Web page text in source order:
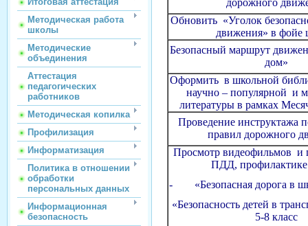
Методическая работа
школы
Методические
объединения
Аттестация
педагогических
работников
Методическая копилка
Профилизация
Информатизация
Политика в отношении
обработки
персональных данных
Информационная
безопасность
дорожного
Обновить «Уголок
движения» в фойе
Безопасный маршрут
дом»
Оформить в школьной
научно – популярной и
литературы в рамках
Проведение инструктажа
правил дорожного
Просмотр видеофильмов и
ПДД,
- «Безопасная дорога в
«Безопасность детей в
5-8 класс